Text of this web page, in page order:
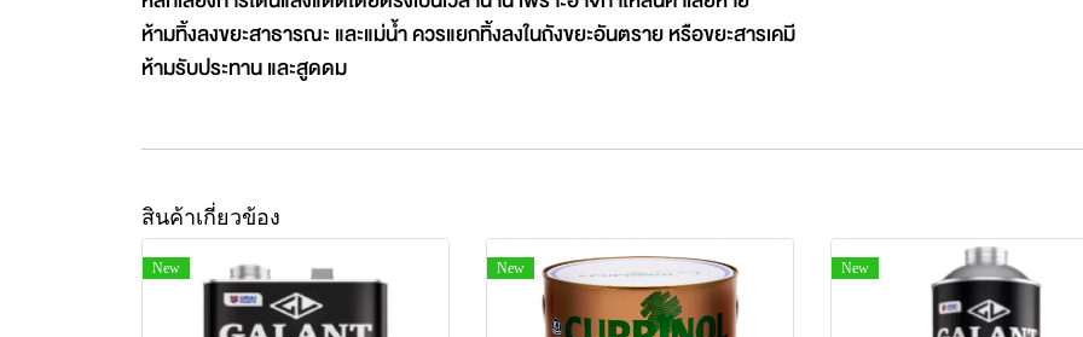
ห้ามทิ้งลงขยะสาธารณะ และแม่น้ำ ควรแยกทิ้งลงในถังขยะอันตราย หรือขยะสารเคมี
ห้ามรับประทาน และสูดดม
สินค้าเกี่ยวข้อง
New New New